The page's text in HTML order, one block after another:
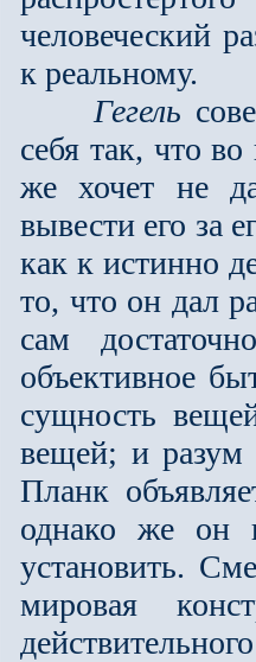
человеческий
к реальному.
Гегель
себя так, что
же хочет не
вывести его за
как к истинно
то, что он дал
сам
объективное
сущность
вещей; и разум
Планк
однако же он
установить.
мировая